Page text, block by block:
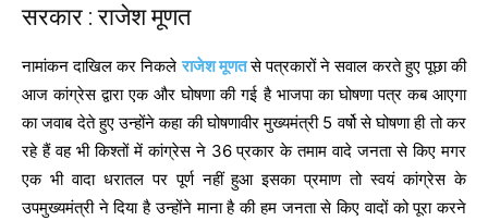
सरकार : राजेश मूणत
नामांकन दाखिल कर निकलेराजेश मूणतसे पत्रकारों ने सवाल करते हुए पूछा की
आज कांग्रेस द्वारा एक और घोषणा की गई है भाजपा का घोषणा पत्र कब आएगा
का जवाब देते हुए उन्होंने कहा की घोषणावीर मुख्यमंत्री 5 वर्षो से घोषणा ही तो कर
रहे हैं वह भी किश्तों में कांग्रेस ने 36 प्रकार के तमाम वादे जनता से किए मगर
एक भी वादा धरातल पर पूर्ण नहीं हुआ इसका प्रमाण तो स्वयं कांग्रेस के
उपमुख्यमंत्री ने दिया है उन्होंने माना है की हम जनता से किए वादों को पूरा करने